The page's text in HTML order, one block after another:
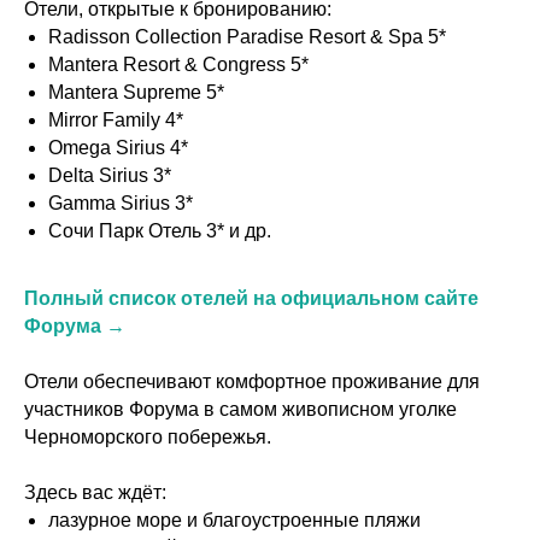
Отели, открытые к бронированию:
Radisson Collection Paradise Resort & Spa 5*
Mantera Resort & Congress 5*
Mantera Supreme 5*
Mirror Family 4*
Omega Sirius 4*
Delta Sirius 3*
Gamma Sirius 3*
Сочи Парк Отель 3* и др.
Полный список отелей на официальном сайте
Форума →
Отели обеспечивают комфортное проживание для
участников Форума в самом живописном уголке
Черноморского побережья.
Здесь вас ждёт:
лазурное море и благоустроенные пляжи